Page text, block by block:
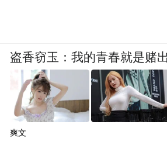
盗香窃玉：我的青春就是赌
爽文